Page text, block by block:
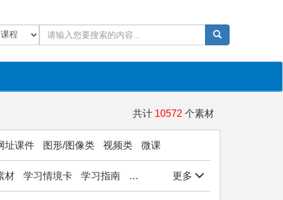
共计 10572 个素材
址课件 图形/图像类 视频类 微课
材 学习情境卡 学习指南 学生作品 实验/实训/实习
更多